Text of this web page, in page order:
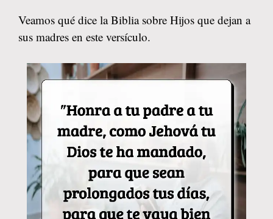
Veamos qué dice la Biblia sobre Hijos que dejan a
sus madres en este versículo.